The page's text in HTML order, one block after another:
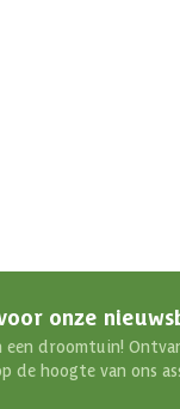
onze
een droomtuin!
de hoogte van ons